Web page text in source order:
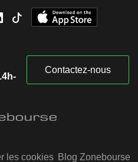
Contactez-nous
les cookies Blog Zonebourse